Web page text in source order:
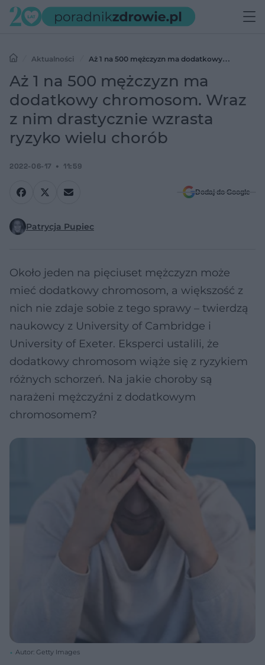
Aktualności
Aż 1 na 500 mężczyzn ma dodatkowy
chromosom. Wraz z nim drastycznie wzrasta ryzyko wielu chorób
Aż 1 na 500 mężczyzn ma
dodatkowy chromosom. Wraz
z nim drastycznie wzrasta
ryzyko wielu chorób
2022-06-17 11:59
Dodaj do Google
Patrycja Pupiec
Około jeden na pięciuset mężczyzn może
mieć dodatkowy chromosom, a większość z
nich nie zdaje sobie z tego sprawy – twierdzą
naukowcy z University of Cambridge i
University of Exeter. Eksperci ustalili, że
dodatkowy chromosom wiąże się z ryzykiem
różnych schorzeń. Na jakie choroby są
narażeni mężczyźni z dodatkowym
chromosomem?
Autor: Getty Images